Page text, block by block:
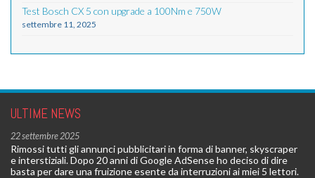
Test Bosch CX 5 con upgrade a 100Nm e 750W
settembre 11, 2025
ULTIME NEWS
22 settembre 2025
Rimossi tutti gli annunci pubblicitari in forma di banner, skyscraper
e interstiziali. Dopo 20 anni di Google AdSense ho deciso di dire
basta per dare una fruizione esente da interruzioni ai miei 5 lettori.